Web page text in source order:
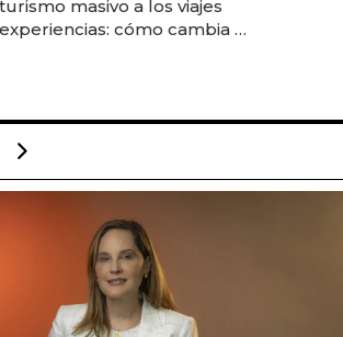
masivo a los viajes
cómo cambia el